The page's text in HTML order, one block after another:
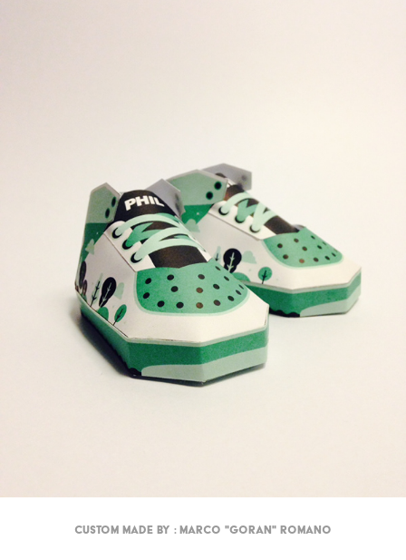
Custom made by : Marco "GORAN" Romano